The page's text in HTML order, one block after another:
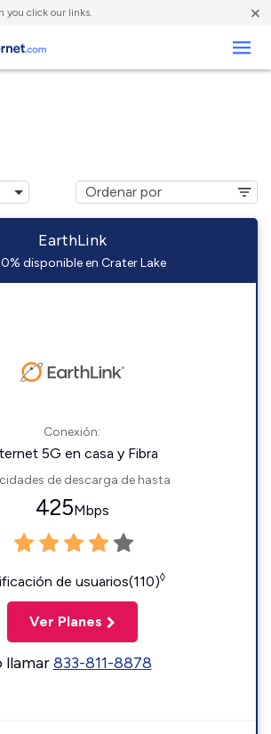
you click our links. ×
EarthLink
disponible en Crater Lake
Conexión:
5G en casa y Fibra
de descarga de hasta
425Mbps
de usuarios(110)◊
Ver Planes
llamar833-811-8878